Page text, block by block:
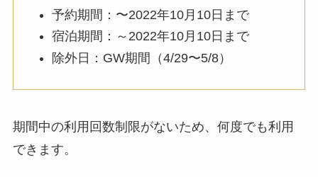
予約期間：〜2022年10月10日まで
宿泊期間：～2022年10月10日まで
除外日：GW期間（4/29〜5/8）
期間中の利用回数制限がないため、何度でも利用
できます。